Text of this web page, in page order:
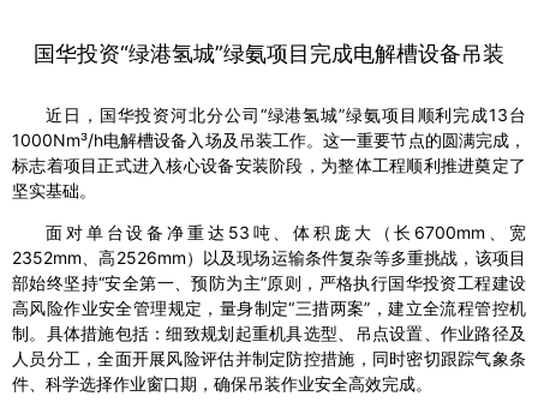
国华投资“绿港氢城”绿氨项目完成电解槽设备吊装
近日，国华投资河北分公司“绿港氢城”绿氨项目顺利完成13台
1000Nm³/h电解槽设备入场及吊装工作。这一重要节点的圆满完成，
标志着项目正式进入核心设备安装阶段，为整体工程顺利推进奠定了
坚实基础。
面对单台设备净重达53吨、体积庞大（长6700mm、宽
2352mm、高2526mm）以及现场运输条件复杂等多重挑战，该项目
部始终坚持“安全第一、预防为主”原则，严格执行国华投资工程建设
高风险作业安全管理规定，量身制定“三措两案”，建立全流程管控机
制。具体措施包括：细致规划起重机具选型、吊点设置、作业路径及
人员分工，全面开展风险评估并制定防控措施，同时密切跟踪气象条
件、科学选择作业窗口期，确保吊装作业安全高效完成。